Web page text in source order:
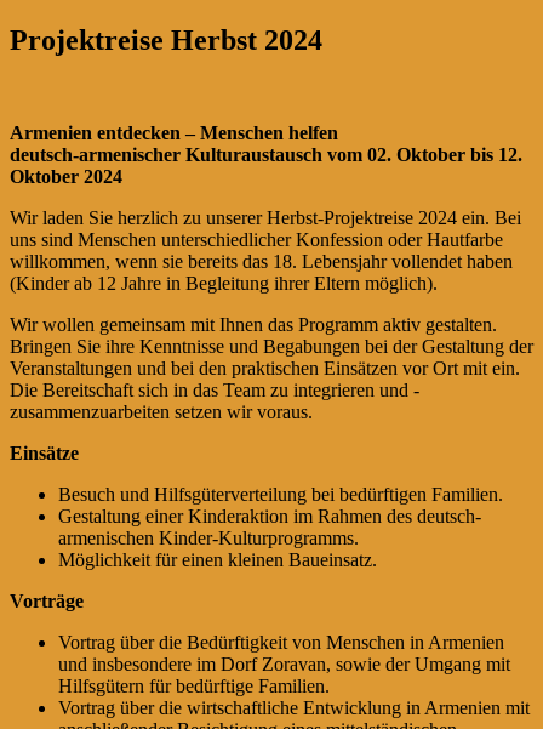
Projektreise Herbst 2024
Armenien entdecken – Menschen helfen
deutsch-armenischer Kulturaustausch vom 02. Oktober bis 12.
Oktober 2024
Wir laden Sie herzlich zu unserer Herbst-Projektreise 2024 ein. Bei
uns sind Menschen unterschiedlicher Konfession oder Hautfarbe
willkommen, wenn sie bereits das 18. Lebensjahr vollendet haben
(Kinder ab 12 Jahre in Begleitung ihrer Eltern möglich).
Wir wollen gemeinsam mit Ihnen das Programm aktiv gestalten.
Bringen Sie ihre Kenntnisse und Begabungen bei der Gestaltung der
Veranstaltungen und bei den praktischen Einsätzen vor Ort mit ein.
Die Bereitschaft sich in das Team zu integrieren und ­
zusammenzuarbeiten setzen wir voraus.
Einsätze
Besuch und Hilfsgüterverteilung bei bedürftigen Familien.
Gestaltung einer Kinderaktion im Rahmen des deutsch-
armenischen Kinder-Kulturprogramms.
Möglichkeit für einen kleinen Baueinsatz.
Vorträge
Vortrag über die Bedürftigkeit von Menschen in Armenien
und insbesondere im Dorf Zoravan, sowie der Umgang mit
Hilfsgütern für bedürftige Familien.
Vortrag über die wirtschaftliche Entwicklung in Armenien mit